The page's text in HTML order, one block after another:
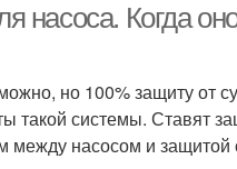
насоса. Когда
но 100% защиту от
такой системы. Ставят
между насосом и